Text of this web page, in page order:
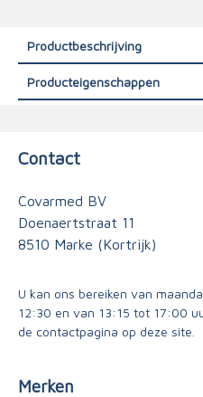
Productbeschrijving
Producteigenschappen
Contact
Covarmed BV
Doenaertstraat 11
8510 Marke (Kortrijk)
U kan ons bereiken van
12:30 en van 13:15 tot 17:00
de contactpagina op deze site.
Merken